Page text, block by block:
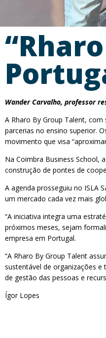
Wander Carvalho, professor
A Rharo By Group Talent,
parcerias no ensino superior.
movimento que visa
Na Coimbra Business School,
construção de pontes de
A agenda prosseguiu no ISLA
um mercado cada vez mais
“A iniciativa integra uma
próximos meses, sejam
empresa em Portugal.
“A Rharo By Group Talent
sustentável de organizações
de gestão das pessoas e
Ígor Lopes